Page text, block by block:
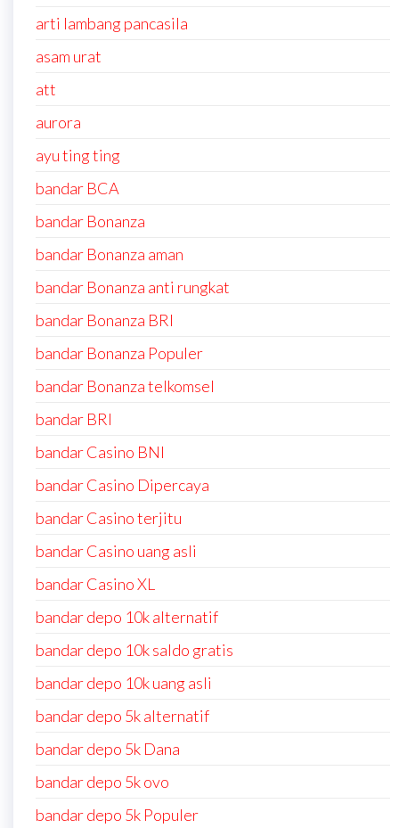
arti lambang pancasila
asam urat
att
aurora
ayu ting ting
bandar BCA
bandar Bonanza
bandar Bonanza aman
bandar Bonanza anti rungkat
bandar Bonanza BRI
bandar Bonanza Populer
bandar Bonanza telkomsel
bandar BRI
bandar Casino BNI
bandar Casino Dipercaya
bandar Casino terjitu
bandar Casino uang asli
bandar Casino XL
bandar depo 10k alternatif
bandar depo 10k saldo gratis
bandar depo 10k uang asli
bandar depo 5k alternatif
bandar depo 5k Dana
bandar depo 5k ovo
bandar depo 5k Populer